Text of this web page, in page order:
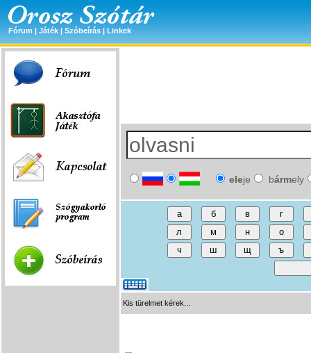
Fórum | Játék | Szóbeírás | Linkek
eleje bármely
Kis türelmet kérek...